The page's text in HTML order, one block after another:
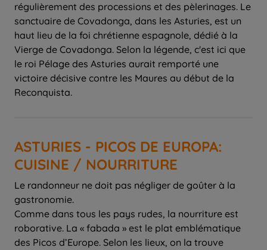
régulièrement des processions et des pèlerinages. Le
sanctuaire de Covadonga, dans les Asturies, est un
haut lieu de la foi chrétienne espagnole, dédié à la
Vierge de Covadonga. Selon la légende, c'est ici que
le roi Pélage des Asturies aurait remporté une
victoire décisive contre les Maures au début de la
Reconquista.
ASTURIES - PICOS DE EUROPA:
CUISINE / NOURRITURE
Le randonneur ne doit pas négliger de goûter à la
gastronomie.
Comme dans tous les pays rudes, la nourriture est
roborative. La « fabada » est le plat emblématique
des Picos d’Europe. Selon les lieux, on la trouve